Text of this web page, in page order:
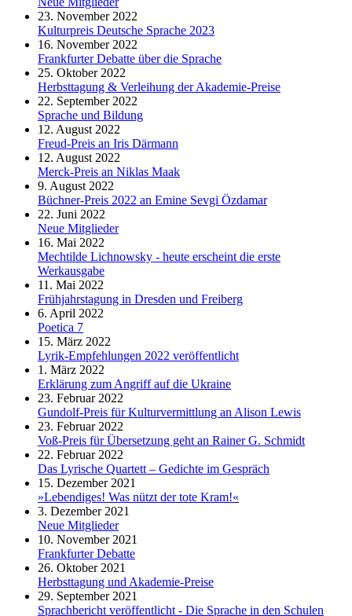
23. November 2022
Kulturpreis Deutsche Sprache 2023
16. November 2022
Frankfurter Debatte über die Sprache
25. Oktober 2022
Herbsttagung & Verleihung der Akademie-Preise
22. September 2022
Sprache und Bildung
12. August 2022
Freud-Preis an Iris Därmann
12. August 2022
Merck-Preis an Niklas Maak
9. August 2022
Büchner-Preis 2022 an Emine Sevgi Özdamar
22. Juni 2022
Neue Mitglieder
16. Mai 2022
Mechtilde Lichnowsky - heute erscheint die erste
Werkausgabe
11. Mai 2022
Frühjahrstagung in Dresden und Freiberg
6. April 2022
Poetica 7
15. März 2022
Lyrik-Empfehlungen 2022 veröffentlicht
1. März 2022
Erklärung zum Angriff auf die Ukraine
23. Februar 2022
Gundolf-Preis für Kulturvermittlung an Alison Lewis
23. Februar 2022
Voß-Preis für Übersetzung geht an Rainer G. Schmidt
22. Februar 2022
Das Lyrische Quartett – Gedichte im Gespräch
15. Dezember 2021
»Lebendiges! Was nützt der tote Kram!«
3. Dezember 2021
Neue Mitglieder
10. November 2021
Frankfurter Debatte
26. Oktober 2021
Herbsttagung und Akademie-Preise
29. September 2021
Sprachbericht veröffentlicht - Die Sprache in den Schulen